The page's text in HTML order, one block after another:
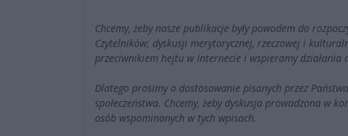
Chcemy, żeby nasze publikacje były powodem do
Czytelników; dyskusji merytorycznej, rzeczowej i
przeciwnikiem hejtu w Internecie i wspieramy działania
Dlatego prosimy o dostosowanie pisanych przez
społeczeństwa. Chcemy, żeby dyskusja prowadzona w
osób wspominanych w tych wpisach.